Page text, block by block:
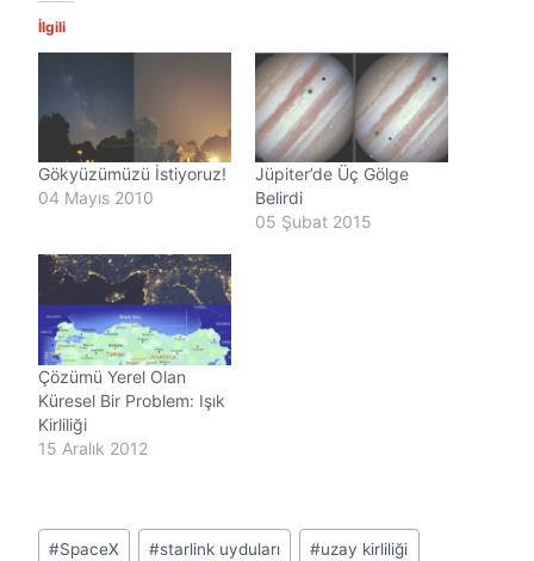
İlgili
Gökyüzümüzü İstiyoruz!
04 Mayıs 2010
Jüpiter’de Üç Gölge
Belirdi
05 Şubat 2015
Çözümü Yerel Olan
Küresel Bir Problem: Işık
Kirliliği
15 Aralık 2012
Post
#SpaceX #starlink uyduları #uzay kirliliği